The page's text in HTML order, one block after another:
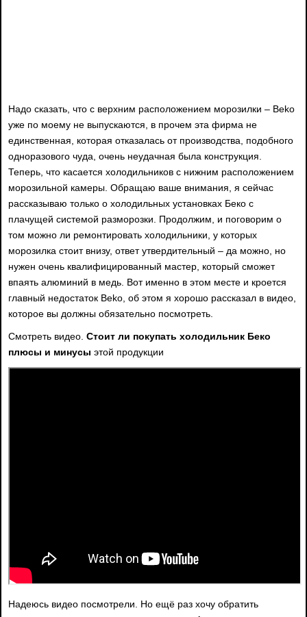
Надо сказать, что с верхним расположением морозилки – Beko
уже по моему не выпускаются, в прочем эта фирма не
единственная, которая отказалась от производства, подобного
одноразового чуда, очень неудачная была конструкция.
Теперь, что касается холодильников с нижним расположением
морозильной камеры. Обращаю ваше внимания, я сейчас
рассказываю только о холодильных установках Беко с
плачущей системой разморозки. Продолжим, и поговорим о
том можно ли ремонтировать холодильники, у которых
морозилка стоит внизу, ответ утвердительный – да можно, но
нужен очень квалифицированный мастер, который сможет
впаять алюминий в медь. Вот именно в этом месте и кроется
главный недостаток Beko, об этом я хорошо рассказал в видео,
которое вы должны обязательно посмотреть.
Смотреть видео. Стоит ли покупать холодильник Беко
плюсы и минусы этой продукции
Надеюсь видео посмотрели. Но ещё раз хочу обратить